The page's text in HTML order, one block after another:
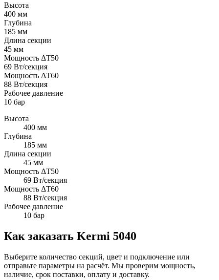
Высота
400 мм
Глубина
185 мм
Длина секции
45 мм
Мощность ΔT50
69 Вт/секция
Мощность ΔT60
88 Вт/секция
Рабочее давление
10 бар
Высота
400 мм
Глубина
185 мм
Длина секции
45 мм
Мощность ΔT50
69 Вт/секция
Мощность ΔT60
88 Вт/секция
Рабочее давление
10 бар
Как заказать Kermi 5040
Выберите количество секций, цвет и подключение или
отправьте параметры на расчёт. Мы проверим мощность,
наличие, срок поставки, оплату и доставку.